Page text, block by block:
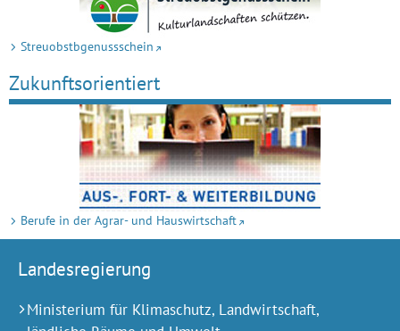
Streuobstbgenussschein
Zukunfts­orientiert
Berufe in der Agrar- und Hauswirtschaft
Landesregierung
Ministerium für Klimaschutz, Landwirtschaft,